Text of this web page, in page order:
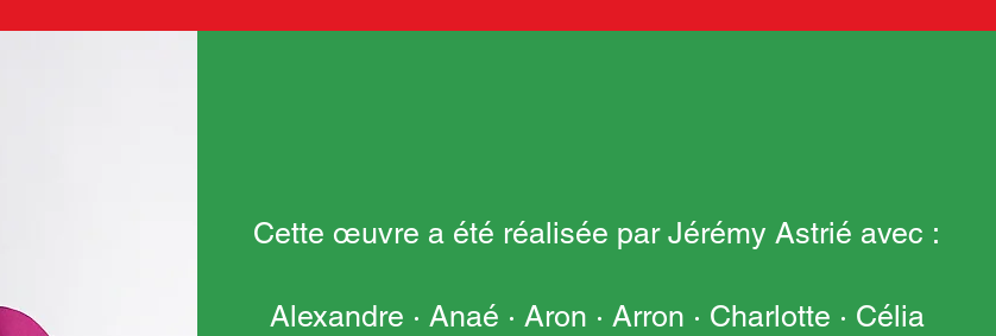
Cette œuvre a été réalisée par Jérémy Astrié avec :
Alexandre · Anaé · Aron · Arron · Charlotte · Célia